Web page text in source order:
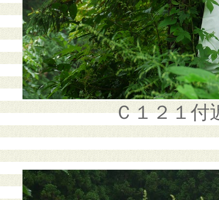
Ｃ１２１付